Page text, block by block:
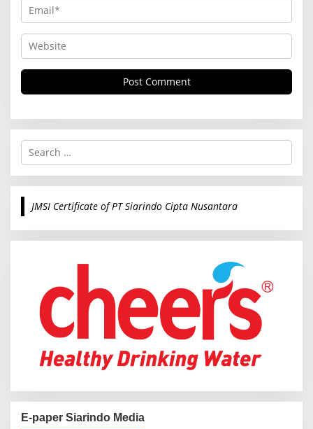
S
r
c
o
JMSI Certificate of PT Siarindo Cipta Nusantara
E-paper Siarindo Media